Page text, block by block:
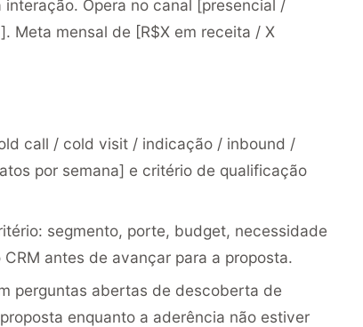
Opera no canal [presencial /
Meta mensal de [R$X em receita / X
call / cold visit / indicação / inbound /
por semana] e critério de qualificação
segmento, porte, budget, necessidade
antes de avançar para a proposta.
perguntas abertas de descoberta de
enquanto a aderência não estiver